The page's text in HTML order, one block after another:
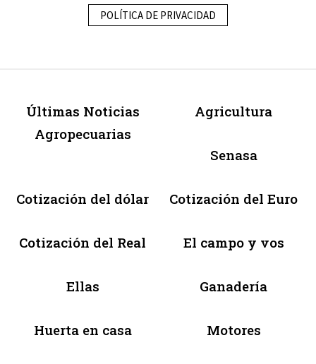
POLÍTICA DE PRIVACIDAD
Últimas Noticias
Agropecuarias
Agricultura
Senasa
Cotización del dólar Cotización del Euro
Cotización del Real El campo y vos
Ellas Ganadería
Huerta en casa Motores